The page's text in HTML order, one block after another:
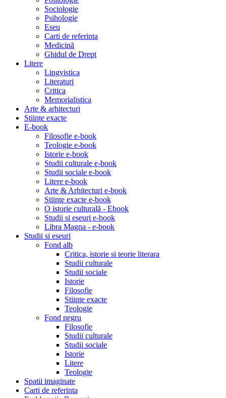
Sociologie
Psihologie
Eseu
Carti de referinta
Medicină
Ghidul de Drept
Litere
Lingvistica
Literaturi
Critica
Memorialistica
Arte & arhitecturi
Stiinte exacte
E-book
Filosofie e-book
Teologie e-book
Istorie e-book
Studii culturale e-book
Studii sociale e-book
Litere e-book
Arte & Arhitecturi e-book
Stiinte exacte e-book
O istorie culturală - Ebook
Studii si eseuri e-book
Libra Magna - e-book
Studii si eseuri
Fond alb
Critica, istorie si teorie literara
Studii culturale
Studii sociale
Istorie
Filosofie
Stiinte exacte
Teologie
Fond negru
Filosofie
Studii culturale
Studii sociale
Istorie
Litere
Teologie
Spatii imaginate
Carti de referinta